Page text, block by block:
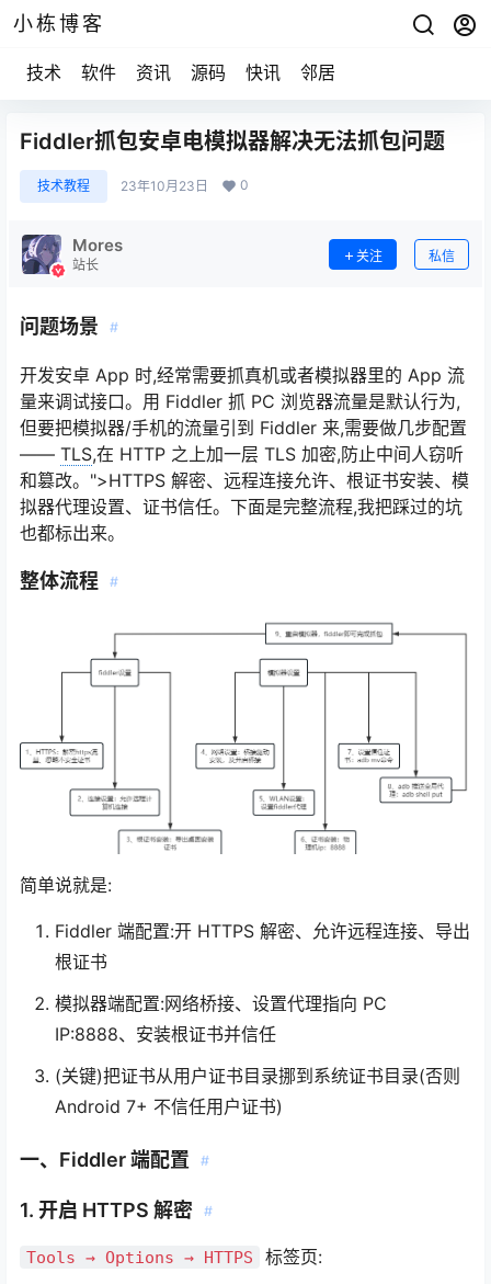
小栋博客
技术 软件 资讯 源码 快讯 邻居
Fiddler抓包安卓电模拟器解决无法抓包问题
技术教程 23年10月23日 0
Mores
站长
关注 私信
问题场景 #
开发安卓 App 时,经常需要抓真机或者模拟器里的 App 流
量来调试接口。用 Fiddler 抓 PC 浏览器流量是默认行为,
但要把模拟器/手机的流量引到 Fiddler 来,需要做几步配置
—— TLS,在 HTTP 之上加一层 TLS 加密,防止中间人窃听
和篡改。">HTTPS 解密、远程连接允许、根证书安装、模
拟器代理设置、证书信任。下面是完整流程,我把踩过的坑
也都标出来。
整体流程 #
简单说就是:
Fiddler 端配置:开 HTTPS 解密、允许远程连接、导出
根证书
模拟器端配置:网络桥接、设置代理指向 PC
IP:8888、安装根证书并信任
(关键)把证书从用户证书目录挪到系统证书目录(否则
Android 7+ 不信任用户证书)
一、Fiddler 端配置 #
1. 开启 HTTPS 解密 #
Tools → Options → HTTPS 标签页: